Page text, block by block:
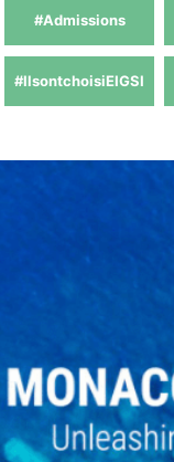
#Admissions
#IlsontchoisiEIGSI